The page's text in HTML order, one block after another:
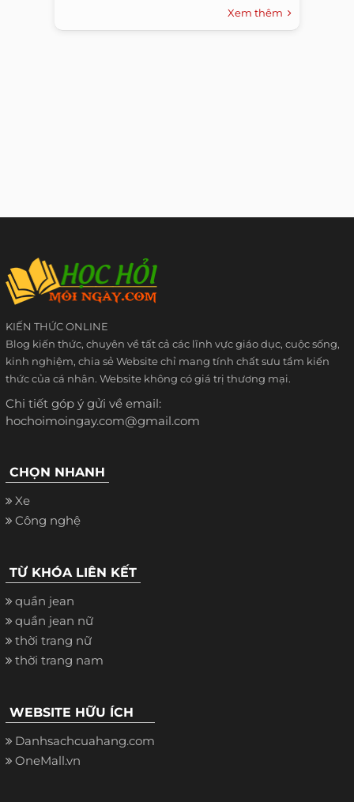
Xem thêm
KIẾN THỨC ONLINE
Blog kiến thức, chuyên về tất cả các lĩnh vực giáo dục, cuộc sống,
kinh nghiệm, chia sẻ Website chỉ mang tính chất sưu tầm kiến
thức của cá nhân. Website không có giá trị thương mại.
Chi tiết góp ý gửi về email:
hochoimoingay.com@gmail.com
CHỌN NHANH
Xe
Công nghệ
TỪ KHÓA LIÊN KẾT
quần jean
quần jean nữ
thời trang nữ
thời trang nam
WEBSITE HỮU ÍCH
Danhsachcuahang.com
OneMall.vn